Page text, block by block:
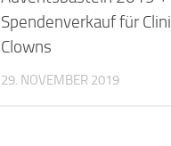
Spendenverkauf für
Clowns
29. NOVEMBER 2019